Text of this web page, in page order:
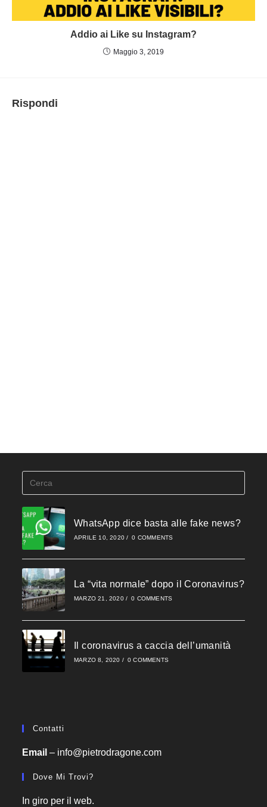
Addio ai Like su Instagram?
Maggio 3, 2019
Rispondi
WhatsApp dice basta alle fake news?
APRILE 10, 2020 / 0 COMMENTS
La “vita normale” dopo il Coronavirus?
MARZO 21, 2020 / 0 COMMENTS
Il coronavirus a caccia dell’umanità
MARZO 8, 2020 / 0 COMMENTS
Contatti
Email – info@pietrodragone.com
Dove Mi Trovi?
In giro per il web.